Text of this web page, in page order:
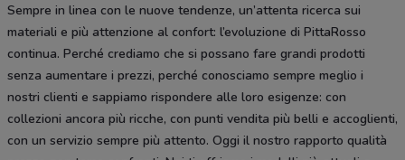
Sempre in linea con le nuove tendenze, un’attenta ricerca sui
materiali e più attenzione al confort: l’evoluzione di PittaRosso
continua. Perché crediamo che si possano fare grandi prodotti
senza aumentare i prezzi, perché conosciamo sempre meglio i
nostri clienti e sappiamo rispondere alle loro esigenze: con
collezioni ancora più ricche, con punti vendita più belli e accoglienti,
con un servizio sempre più attento. Oggi il nostro rapporto qualità